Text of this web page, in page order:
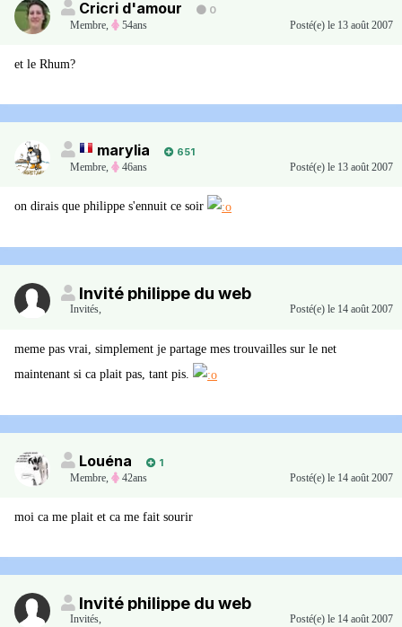
Cricri d'amour
0
Membre, 54ans Posté(e) le 13 août 2007
et le Rhum?
marylia
651
Membre, 46ans Posté(e) le 13 août 2007
on dirais que philippe s'ennuit ce soir
Invité philippe du web
Invités, Posté(e) le 14 août 2007
meme pas vrai, simplement je partage mes trouvailles sur le net
maintenant si ca plait pas, tant pis.
Louéna
1
Membre, 42ans Posté(e) le 14 août 2007
moi ca me plait et ca me fait sourir
Invité philippe du web
Invités, Posté(e) le 14 août 2007